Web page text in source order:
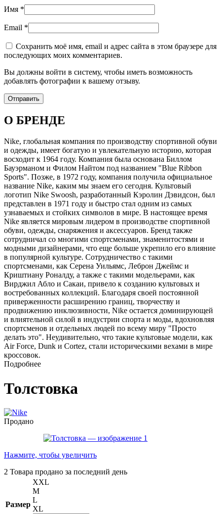
Имя *
Email *
Сохранить моё имя, email и адрес сайта в этом браузере для
последующих моих комментариев.
Вы должны войти в систему, чтобы иметь возможность
добавлять фотографии к вашему отзыву.
О БРЕНДЕ
Nike, глобальная компания по производству спортивной обуви
и одежды, имеет богатую и увлекательную историю, которая
восходит к 1964 году. Компания была основана Биллом
Бауэрманом и Филом Найтом под названием "Blue Ribbon
Sports". Позже, в 1972 году, компания получила официальное
название Nike, каким мы знаем его сегодня. Культовый
логотип Nike Swoosh, разработанный Кэролин Дэвидсон, был
представлен в 1971 году и быстро стал одним из самых
узнаваемых и стойких символов в мире. В настоящее время
Nike является мировым лидером в производстве спортивной
обуви, одежды, снаряжения и аксессуаров. Бренд также
сотрудничал со многими спортсменами, знаменитостями и
модными дизайнерами, что еще больше укрепило его влияние
в популярной культуре. Сотрудничество с такими
спортсменами, как Серена Уильямс, Леброн Джеймс и
Криштиану Роналду, а также с такими модельерами, как
Вирджил Абло и Сакаи, привело к созданию культовых и
востребованных коллекций. Благодаря своей постоянной
приверженности расширению границ, творчеству и
продвижению инклюзивности, Nike остается доминирующей
и влиятельной силой в индустрии спорта и моды, вдохновляя
спортсменов и отдельных людей по всему миру "Просто
делать это". Неудивительно, что такие культовые модели, как
Air Force, Dunk и Cortez, стали историческими вехами в мире
кроссовок.
Подробнее
Толстовка
Продано
Нажмите, чтобы увеличить
2 Товара продано за последний день
Размер
XXL
M
L
XL